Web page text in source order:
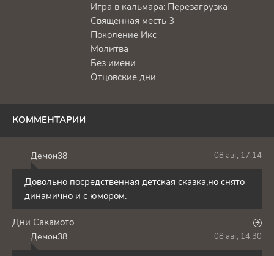
Игра в кальмара: Перезагрузка
Священная месть 3
Поколение Икс
Молитва
Без имени
Отцовские дни
КОММЕНТАРИИ
Демон38 08 авг, 17:14
Довольно посредственная детская сказка,но снято
динамично и с юмором.
Дни Сакамото
Демон38 08 авг, 14:30